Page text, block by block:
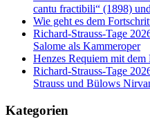
cantu fractibili“ (1898)
Wie geht es dem
Richard-Strauss-Tage
Salome als Kammeroper
Henzes Requiem mit
Richard-Strauss-Tage
Strauss und Bülows
Kategorien